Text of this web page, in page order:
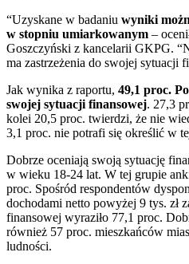
“Uzyskane w badaniu wyniki
w stopniu umiarkowanym –
Goszczyński z kancelarii GKPG.
ma zastrzeżenia do swojej sytuacji
Jak wynika z raportu, 49,1 proc.
swojej sytuacji finansowej. 27,3
kolei 20,5 proc. twierdzi, że nie
3,1 proc. nie potrafi się określić w
Dobrze oceniają swoją sytuację
w wieku 18-24 lat. W tej grupie
proc. Spośród respondentów
dochodami netto powyżej 9 tys. zł
finansowej wyraziło 77,1 proc.
również 57 proc. mieszkańców
ludności.